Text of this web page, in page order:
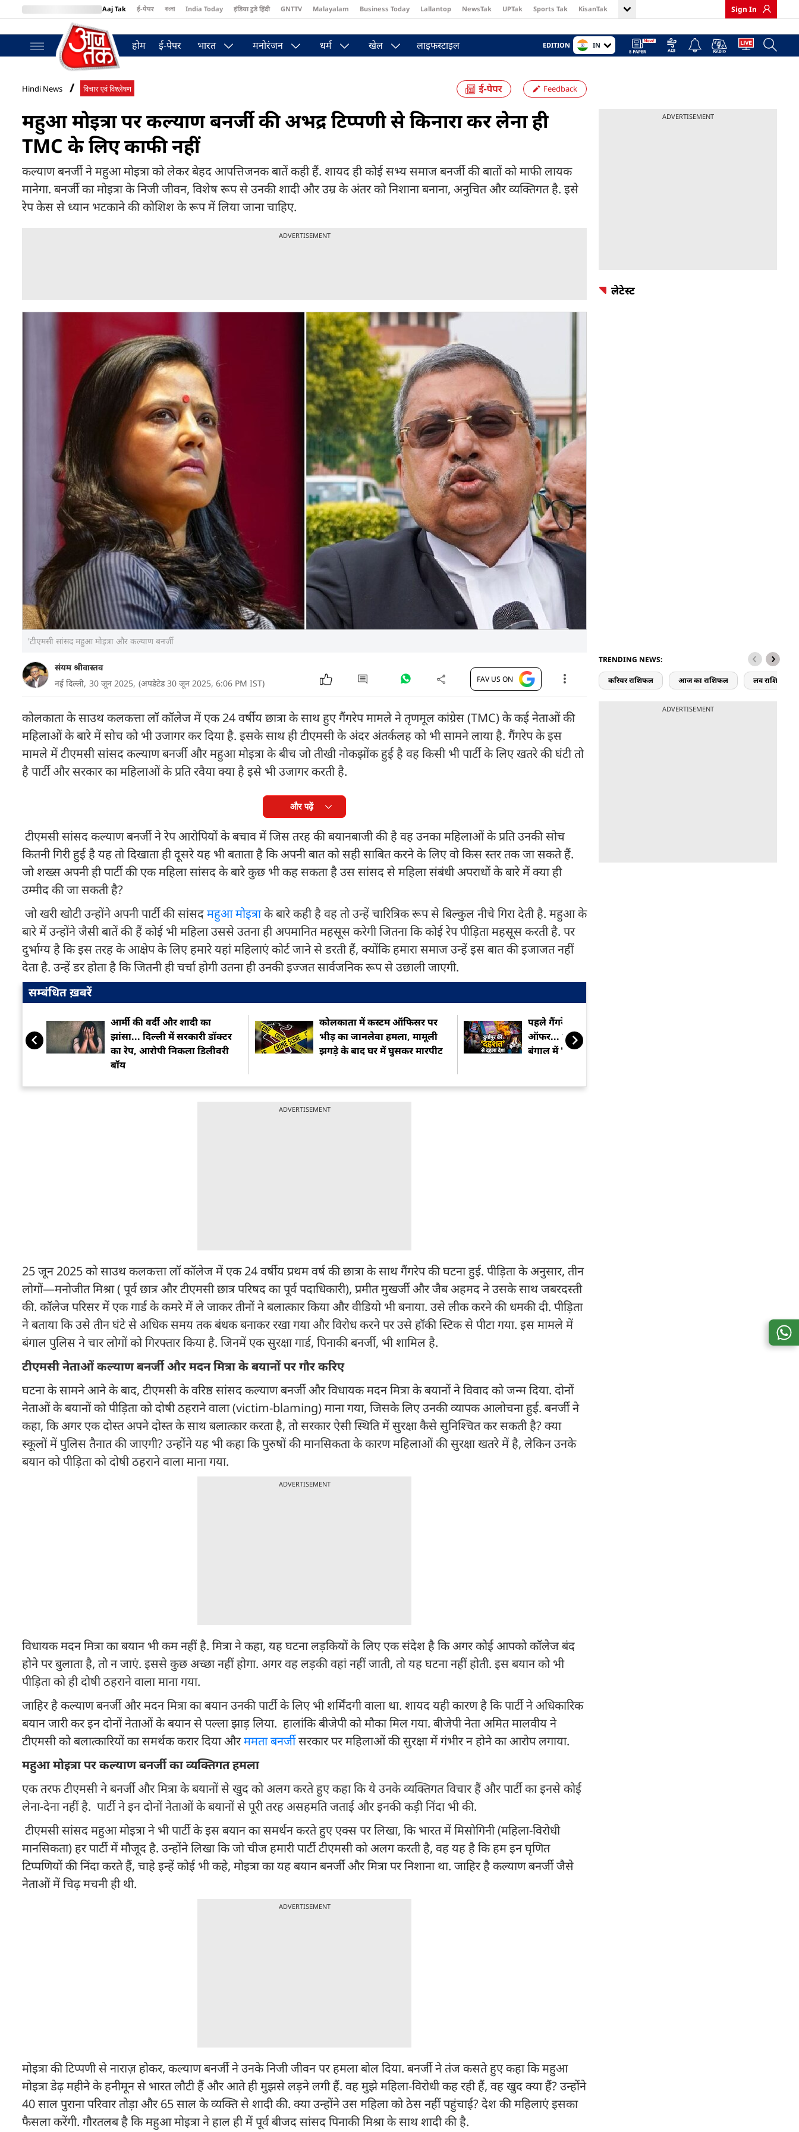
Aaj Tak ई-पेपर বাংলা India Today इंडिया टुडे हिंदी GNTTV Malayalam Business Today Lallantop NewsTak UPTak Sports Tak KisanTak
BT Bazaar
Sign In
होम ई-पेपर भारत मनोरंजन धर्म खेल लाइफस्टाइल EDITION IN
Hindi News विचार एवं विश्लेषण Feedback
महुआ मोइत्रा पर कल्याण बनर्जी की अभद्र टिप्पणी से किनारा कर लेना ही
TMC के लिए काफी नहीं
कल्याण बनर्जी ने महुआ मोइत्रा को लेकर बेहद आपत्तिजनक बातें कही हैं. शायद ही कोई सभ्य समाज बनर्जी की बातों को माफी लायक
मानेगा. बनर्जी का मोइत्रा के निजी जीवन, विशेष रूप से उनकी शादी और उम्र के अंतर को निशाना बनाना, अनुचित और व्यक्तिगत है. इसे
रेप केस से ध्यान भटकाने की कोशिश के रूप में लिया जाना चाहिए.
ADVERTISEMENT
'टीएमसी सांसद महुआ मोइत्रा और कल्याण बनर्जी
संयम श्रीवास्तव
नई दिल्ली, 30 जून 2025, (अपडेटेड 30 जून 2025, 6:06 PM IST) FAV US ON
कोलकाता के साउथ कलकत्ता लॉ कॉलेज में एक 24 वर्षीय छात्रा के साथ हुए गैंगरेप मामले ने तृणमूल कांग्रेस (TMC) के कई नेताओं की
महिलाओं के बारे में सोच को भी उजागर कर दिया है. इसके साथ ही टीएमसी के अंदर अंतर्कलह को भी सामने लाया है. गैंगरेप के इस
मामले में टीएमसी सांसद कल्याण बनर्जी और महुआ मोइत्रा के बीच जो तीखी नोकझोंक हुई है वह किसी भी पार्टी के लिए खतरे की घंटी तो
है पार्टी और सरकार का महिलाओं के प्रति रवैया क्या है इसे भी उजागर करती है.
और पढ़ें
टीएमसी सांसद कल्याण बनर्जी ने रेप आरोपियों के बचाव में जिस तरह की बयानबाजी की है वह उनका महिलाओं के प्रति उनकी सोच
कितनी गिरी हुई है यह तो दिखाता ही दूसरे यह भी बताता है कि अपनी बात को सही साबित करने के लिए वो किस स्तर तक जा सकते हैं.
जो शख्स अपनी ही पार्टी की एक महिला सांसद के बारे कुछ भी कह सकता है उस सांसद से महिला संबंधी अपराधों के बारे में क्या ही
उम्मीद की जा सकती है?
जो खरी खोटी उन्होंने अपनी पार्टी की सांसदमहुआ मोइत्राके बारे कही है वह तो उन्हें चारित्रिक रूप से बिल्कुल नीचे गिरा देती है. महुआ के
बारे में उन्होंने जैसी बातें की हैं कोई भी महिला उससे उतना ही अपमानित महसूस करेगी जितना कि कोई रेप पीड़िता महसूस करती है. पर
दुर्भाग्य है कि इस तरह के आक्षेप के लिए हमारे यहां महिलाएं कोर्ट जाने से डरती हैं, क्योंकि हमारा समाज उन्हें इस बात की इजाजत नहीं
देता है. उन्हें डर होता है कि जितनी ही चर्चा होगी उतना ही उनकी इज्जत सार्वजनिक रूप से उछाली जाएगी.
सम्बंधित ख़बरें
आर्मी की वर्दी और शादी का
झांसा... दिल्ली में सरकारी डॉक्टर
का रेप, आरोपी निकला डिलीवरी
बॉय
कोलकाता में कस्टम ऑफिसर पर
भीड़ का जानलेवा हमला, मामूली
झगड़े के बाद घर में घुसकर मारपीट
पहले गैंगरेप, फिर 5000 का
ऑफर... पीड़िता के पिता बोले-
बंगाल में 'औरंगजेब का शासन'
ADVERTISEMENT
25 जून 2025 को साउथ कलकत्ता लॉ कॉलेज में एक 24 वर्षीय प्रथम वर्ष की छात्रा के साथ गैंगरेप की घटना हुई. पीड़िता के अनुसार, तीन
लोगों—मनोजीत मिश्रा ( पूर्व छात्र और टीएमसी छात्र परिषद का पूर्व पदाधिकारी), प्रमीत मुखर्जी और जैब अहमद ने उसके साथ जबरदस्ती
की. कॉलेज परिसर में एक गार्ड के कमरे में ले जाकर तीनों ने बलात्कार किया और वीडियो भी बनाया. उसे लीक करने की धमकी दी. पीड़िता
ने बताया कि उसे तीन घंटे से अधिक समय तक बंधक बनाकर रखा गया और विरोध करने पर उसे हॉकी स्टिक से पीटा गया. इस मामले में
बंगाल पुलिस ने चार लोगों को गिरफ्तार किया है. जिनमें एक सुरक्षा गार्ड, पिनाकी बनर्जी, भी शामिल है.
टीएमसी नेताओं कल्याण बनर्जी और मदन मित्रा के बयानों पर गौर करिए
घटना के सामने आने के बाद, टीएमसी के वरिष्ठ सांसद कल्याण बनर्जी और विधायक मदन मित्रा के बयानों ने विवाद को जन्म दिया. दोनों
नेताओं के बयानों को पीड़िता को दोषी ठहराने वाला (victim-blaming) माना गया, जिसके लिए उनकी व्यापक आलोचना हुई. बनर्जी ने
कहा, कि अगर एक दोस्त अपने दोस्त के साथ बलात्कार करता है, तो सरकार ऐसी स्थिति में सुरक्षा कैसे सुनिश्चित कर सकती है? क्या
स्कूलों में पुलिस तैनात की जाएगी? उन्होंने यह भी कहा कि पुरुषों की मानसिकता के कारण महिलाओं की सुरक्षा खतरे में है, लेकिन उनके
बयान को पीड़िता को दोषी ठहराने वाला माना गया.
ADVERTISEMENT
विधायक मदन मित्रा का बयान भी कम नहीं है. मित्रा ने कहा, यह घटना लड़कियों के लिए एक संदेश है कि अगर कोई आपको कॉलेज बंद
होने पर बुलाता है, तो न जाएं. इससे कुछ अच्छा नहीं होगा. अगर वह लड़की वहां नहीं जाती, तो यह घटना नहीं होती. इस बयान को भी
पीड़िता को ही दोषी ठहराने वाला माना गया.
जाहिर है कल्याण बनर्जी और मदन मित्रा का बयान उनकी पार्टी के लिए भी शर्मिंदगी वाला था. शायद यही कारण है कि पार्टी ने अधिकारिक
बयान जारी कर इन दोनों नेताओं के बयान से पल्ला झाड़ लिया. हालांकि बीजेपी को मौका मिल गया. बीजेपी नेता अमित मालवीय ने
टीएमसी को बलात्कारियों का समर्थक करार दिया औरममता बनर्जीसरकार पर महिलाओं की सुरक्षा में गंभीर न होने का आरोप लगाया.
महुआ मोइत्रा पर कल्याण बनर्जी का व्यक्तिगत हमला
एक तरफ टीएमसी ने बनर्जी और मित्रा के बयानों से खुद को अलग करते हुए कहा कि ये उनके व्यक्तिगत विचार हैं और पार्टी का इनसे कोई
लेना-देना नहीं है. पार्टी ने इन दोनों नेताओं के बयानों से पूरी तरह असहमति जताई और इनकी कड़ी निंदा भी की.
टीएमसी सांसद महुआ मोइत्रा ने भी पार्टी के इस बयान का समर्थन करते हुए एक्स पर लिखा, कि भारत में मिसोगिनी (महिला-विरोधी
मानसिकता) हर पार्टी में मौजूद है. उन्होंने लिखा कि जो चीज हमारी पार्टी टीएमसी को अलग करती है, वह यह है कि हम इन घृणित
टिप्पणियों की निंदा करते हैं, चाहे इन्हें कोई भी कहे, मोइत्रा का यह बयान बनर्जी और मित्रा पर निशाना था. जाहिर है कल्याण बनर्जी जैसे
नेताओं में चिढ़ मचनी ही थी.
ADVERTISEMENT
मोइत्रा की टिप्पणी से नाराज़ होकर, कल्याण बनर्जी ने उनके निजी जीवन पर हमला बोल दिया. बनर्जी ने तंज कसते हुए कहा कि महुआ
मोइत्रा डेढ़ महीने के हनीमून से भारत लौटी हैं और आते ही मुझसे लड़ने लगी हैं. वह मुझे महिला-विरोधी कह रही हैं, वह खुद क्या हैं? उन्होंने
40 साल पुराना परिवार तोड़ा और 65 साल के व्यक्ति से शादी की. क्या उन्होंने उस महिला को ठेस नहीं पहुंचाई? देश की महिलाएं इसका
फैसला करेंगी. गौरतलब है कि महुआ मोइत्रा ने हाल ही में पूर्व बीजद सांसद पिनाकी मिश्रा के साथ शादी की है.
ADVERTISEMENT
लेटेस्ट
TRENDING NEWS:
करियर राशिफल आज का राशिफल लव राशिफल
ADVERTISEMENT